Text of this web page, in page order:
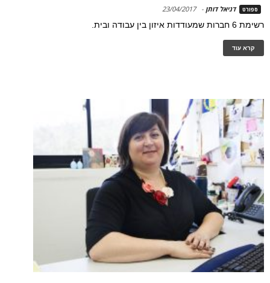
ספורט דניאל דותן -
23/04/2017
רשימת 6 חברות שמעודדות איזון בין עבודה ובית.
קרא עוד